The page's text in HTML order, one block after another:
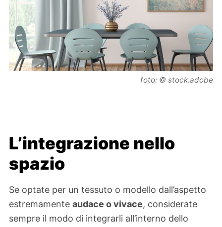
foto: © stock.adobe
L’integrazione nello
spazio
Se optate per un tessuto o modello dall’aspetto
estremamente audace o vivace, considerate
sempre il modo di integrarli all’interno dello